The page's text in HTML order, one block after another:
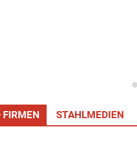
FIRMEN STAHLMEDIEN